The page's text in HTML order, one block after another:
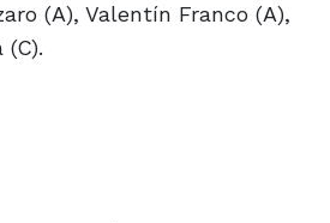
(A), Valentín Franco (A),
(C).